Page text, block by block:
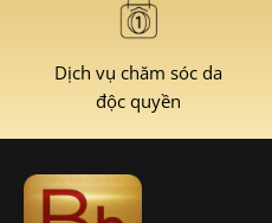
Dịch vụ chăm sóc da
độc quyền